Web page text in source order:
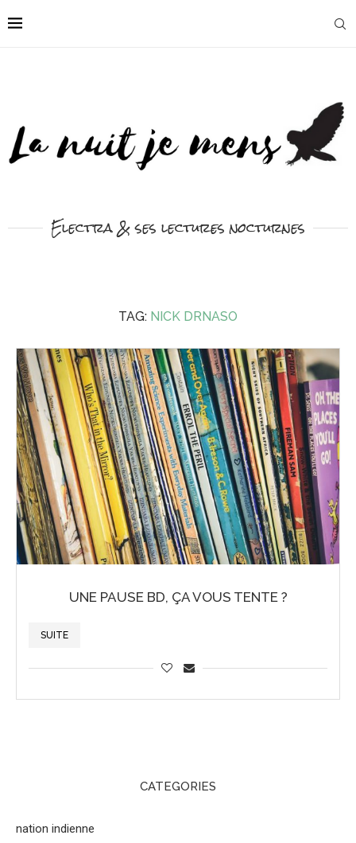
Electra & ses lectures nocturnes
TAG: NICK DRNASO
UNE PAUSE BD, ÇA VOUS TENTE ?
SUITE
CATEGORIES
nation indienne